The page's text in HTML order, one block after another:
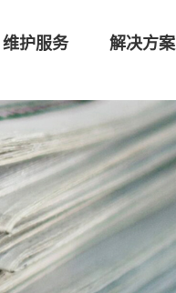
维护服务 解决方案